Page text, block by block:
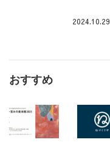
2024.10.29
込
病
🍱
出
店
おすすめ